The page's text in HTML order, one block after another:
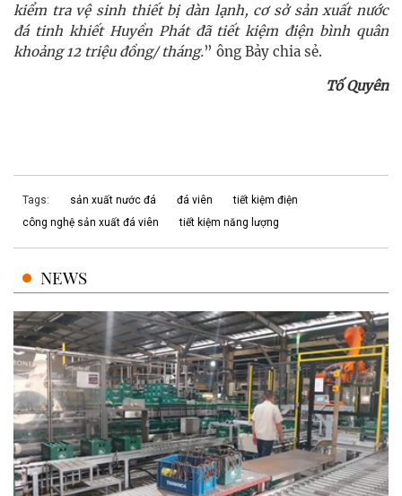
kiểm tra vệ sinh thiết bị dàn lạnh, cơ sở sản xuất nước
đá tinh khiết Huyền Phát đã tiết kiệm điện bình quân
khoảng 12 triệu đồng/ tháng.” ông Bảy chia sẻ.
Tố Quyên
Tags: sản xuất nước đá đá viên
tiết kiệm điện
công nghệ sản xuất đá viên
tiết kiệm năng lượng
NEWS